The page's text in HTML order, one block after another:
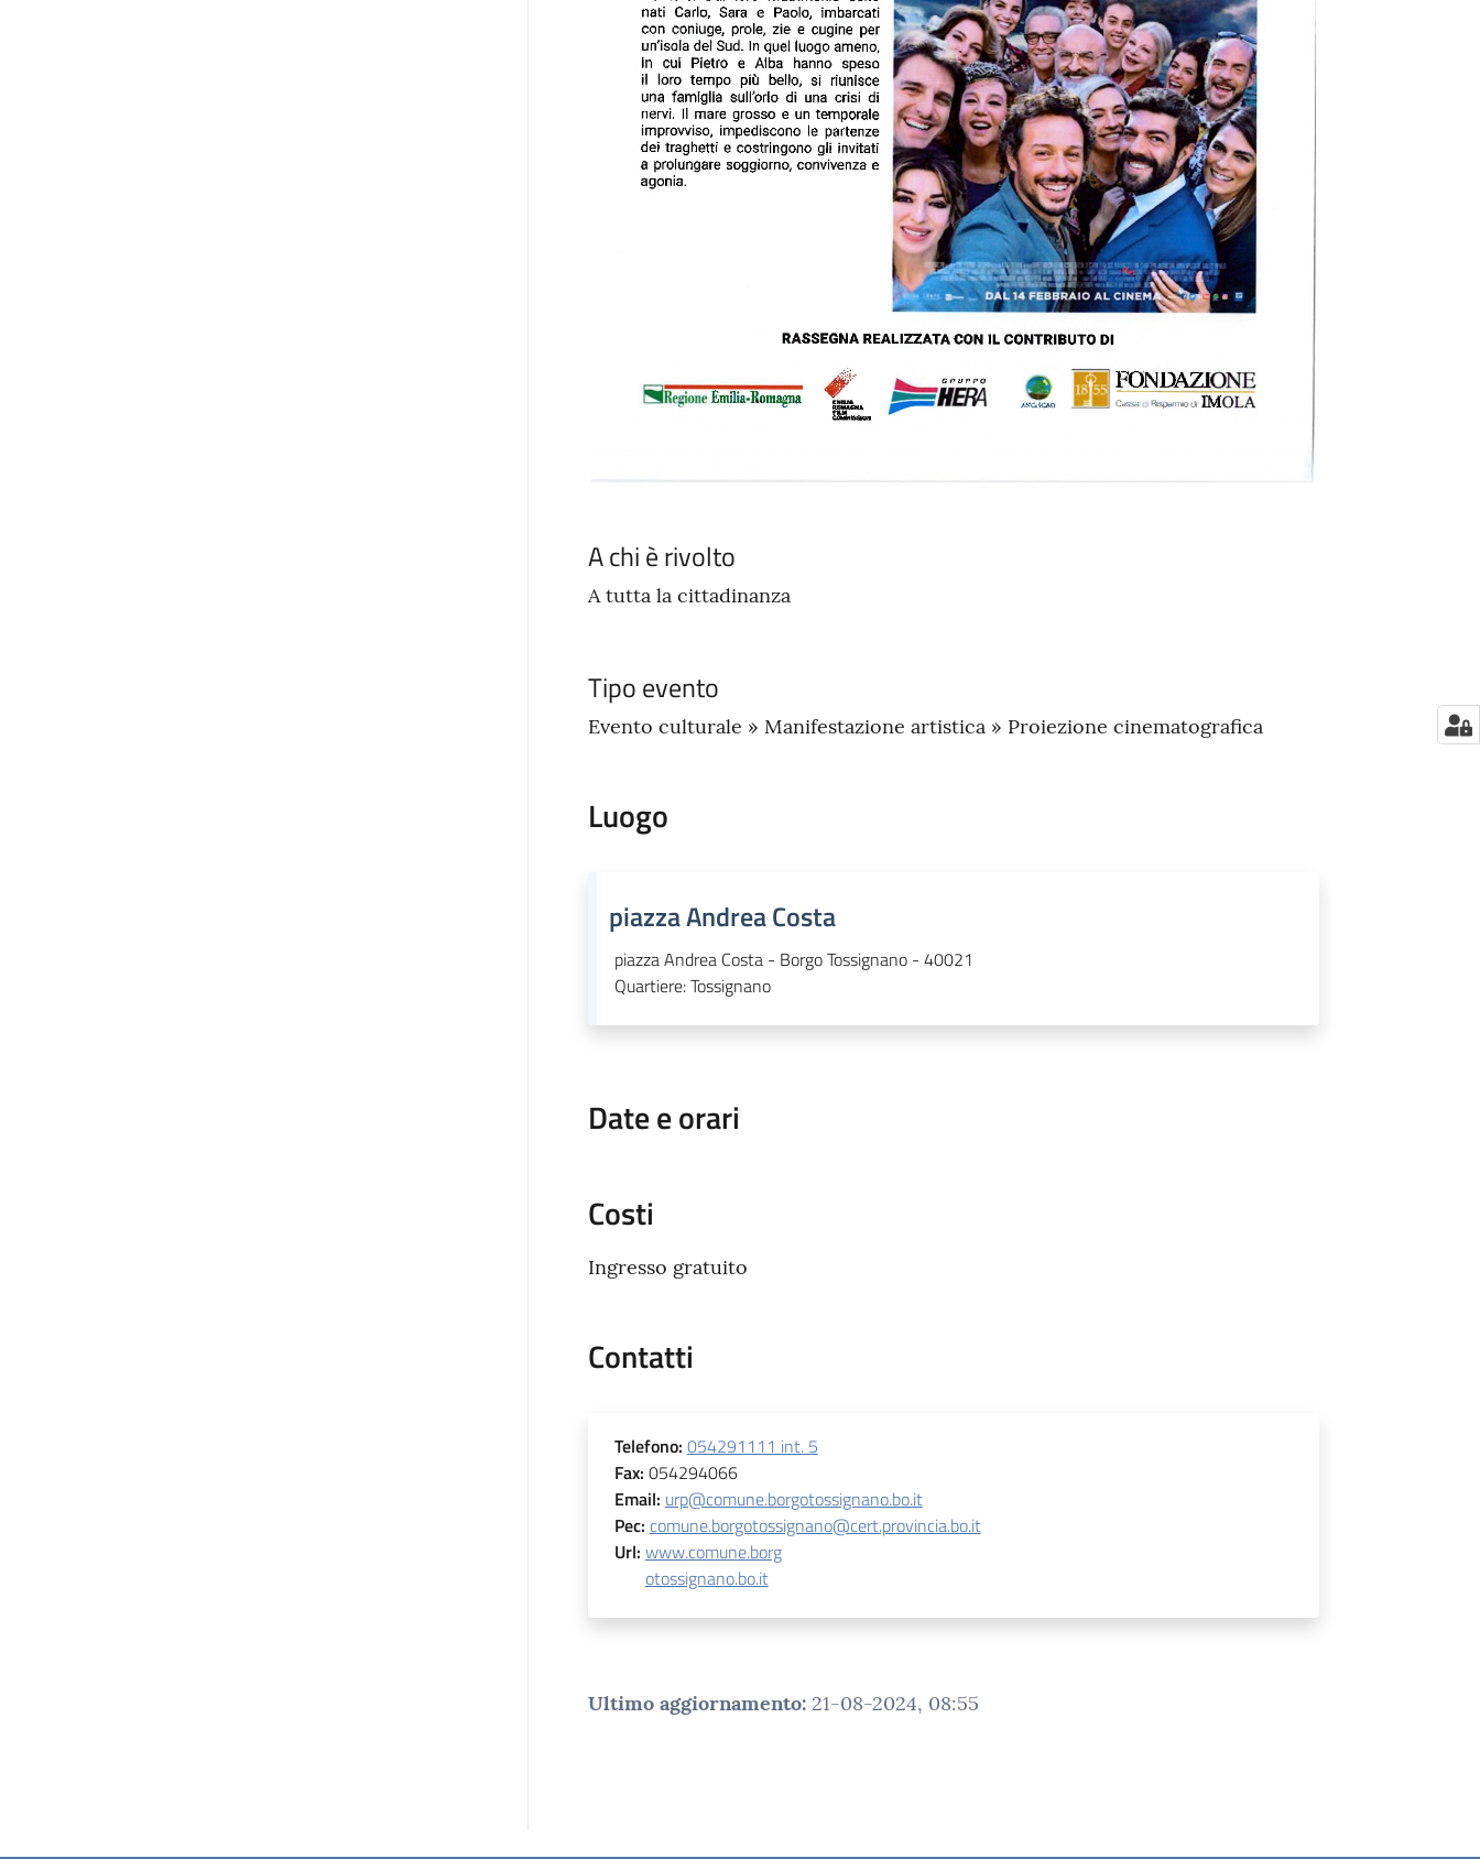
A chi è rivolto
A tutta la cittadinanza
Tipo evento
Evento culturale » Manifestazione artistica » Proiezione cinematografica
Luogo
piazza Andrea Costa
piazza Andrea Costa - Borgo Tossignano - 40021
Quartiere:Tossignano
Date e orari
Costi
Ingresso gratuito
Contatti
Telefono: 054291111 int. 5
Fax: 054294066
Email: urp@comune.borgotossignano.bo.it
Pec: comune.borgotossignano@cert.provincia.bo.it
Url: www.comune.borg
otossignano.bo.it
Ultimo aggiornamento: 21-08-2024, 08:55